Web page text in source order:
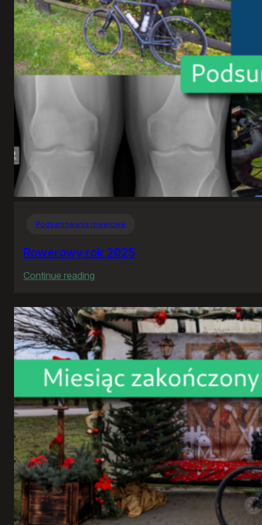
klient
Tidala
dla
Linuksa
Podsumowania rowerowe
Rowerowy rok 2025
Continue reading
rok
2025